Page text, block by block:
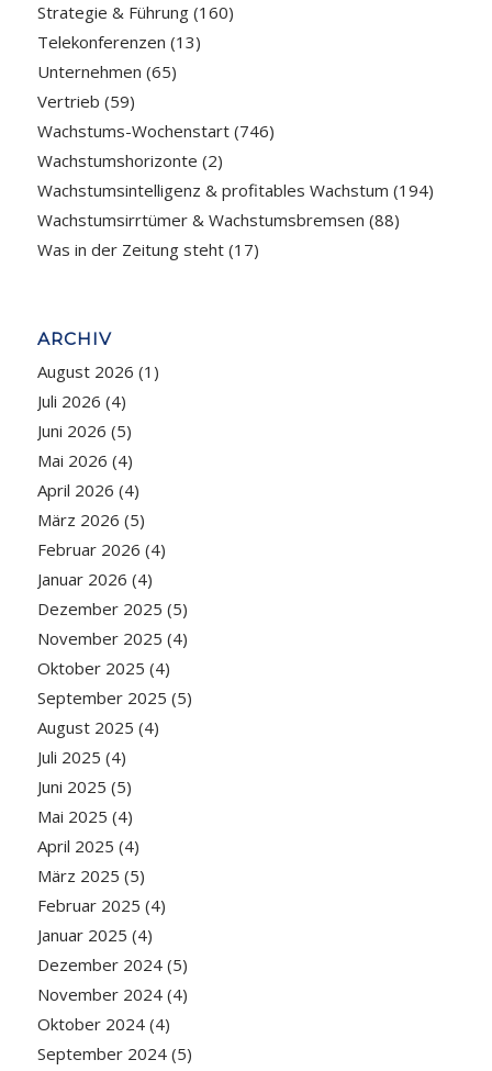
Strategie & Führung(160)
Telekonferenzen (13)
Unternehmen (65)
Vertrieb (59)
Wachstums-Wochenstart(746)
Wachstumshorizonte (2)
Wachstumsintelligenz & profitables Wachstum (194)
Wachstumsirrtümer & Wachstumsbremsen (88)
Was in der Zeitung steht(17)
ARCHIV
August 2026 (1)
Juli 2026 (4)
Juni 2026 (5)
Mai 2026 (4)
April 2026 (4)
März 2026 (5)
Februar 2026 (4)
Januar 2026 (4)
Dezember 2025 (5)
November 2025 (4)
Oktober 2025 (4)
September 2025 (5)
August 2025 (4)
Juli 2025 (4)
Juni 2025 (5)
Mai 2025 (4)
April 2025 (4)
März 2025 (5)
Februar 2025 (4)
Januar 2025 (4)
Dezember 2024(5)
November 2024(4)
Oktober 2024(4)
September 2024(5)